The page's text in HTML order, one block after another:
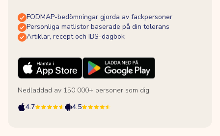
FODMAP-bedömningar gjorda av fackpersoner
Personliga matlistor baserade på din tolerans
Artiklar, recept och IBS-dagbok
Nedladdad av 150 000+ personer som dig
4.7
4.5